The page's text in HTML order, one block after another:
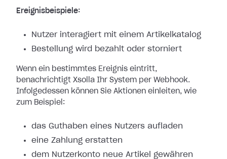
Ereignisbeispiele:
Nutzer interagiert mit einem Artikelkatalog
Bestellung wird bezahlt oder storniert
Wenn ein bestimmtes Ereignis eintritt,
benachrichtigt Xsolla Ihr System per Webhook.
Infolgedessen können Sie Aktionen einleiten, wie
zum Beispiel:
das Guthaben eines Nutzers aufladen
eine Zahlung erstatten
dem Nutzerkonto neue Artikel gewähren